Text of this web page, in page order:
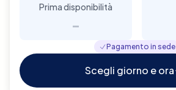
Prima disponibilità
-
Pagamento in sede
Scegli giorno e ora